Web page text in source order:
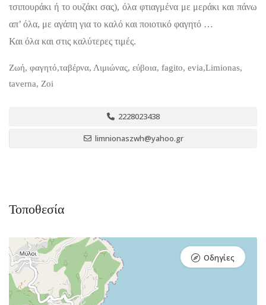
τσιπουράκι ή το ουζάκι σας), όλα φτιαγμένα με μεράκι και πάνω
απ’ όλα, με αγάπη για το καλό και ποιοτικό φαγητό …
Και όλα και στις καλύτερες τιμές.
Ζωή, φαγητό,ταβέρνα, Λιμιώνας, εύβοια, fagito, evia,Limionas,
taverna, Zoi
2228023438
limnionaszwh@yahoo.gr
Τοποθεσία
Οδηγίες